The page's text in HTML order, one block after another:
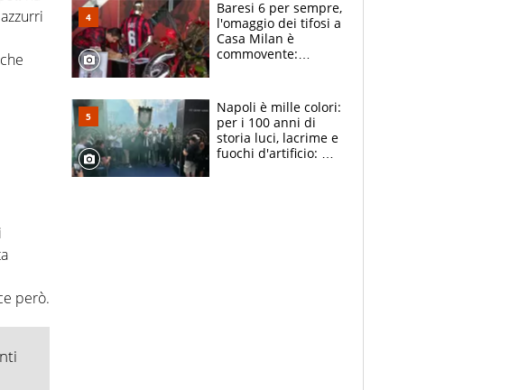
però.
dall'affetto dei tifosi
Baresi 6 per sempre,
l'omaggio dei tifosi a
Casa Milan è
commovente:
bigliettini
Napoli è mille colori:
per i 100 anni di
storia luci, lacrime e
fuochi d'artificio: De